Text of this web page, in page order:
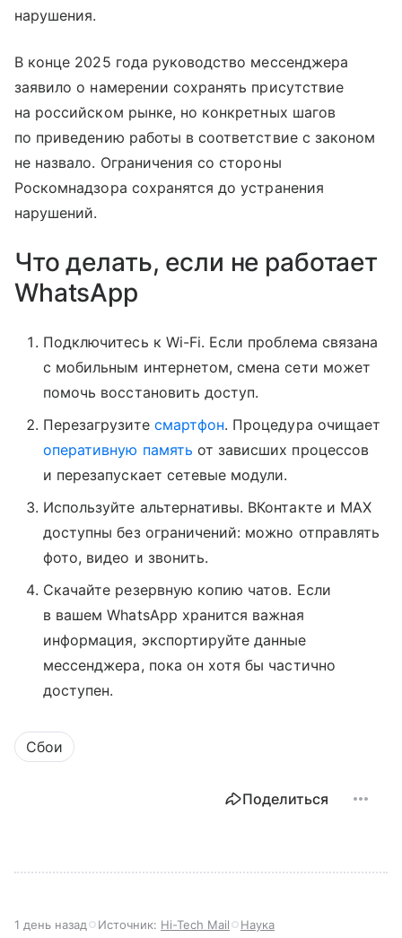
нарушения.
В конце 2025 года руководство мессенджера
заявило о намерении сохранять присутствие
на российском рынке, но конкретных шагов
по приведению работы в соответствие с законом
не назвало. Ограничения со стороны
Роскомнадзора сохранятся до устранения
нарушений.
Что делать, если не работает
WhatsApp
Подключитесь к Wi-Fi. Если проблема связана
с мобильным интернетом, смена сети может
помочь восстановить доступ.
Перезагрузите смартфон. Процедура очищает
оперативную память от зависших процессов
и перезапускает сетевые модули.
Используйте альтернативы. ВКонтакте и MAX
доступны без ограничений: можно отправлять
фото, видео и звонить.
Скачайте резервную копию чатов. Если
в вашем WhatsApp хранится важная
информация, экспортируйте данные
мессенджера, пока он хотя бы частично
доступен.
Сбои
Поделиться
1 день назад Источник: Hi-Tech Mail Наука